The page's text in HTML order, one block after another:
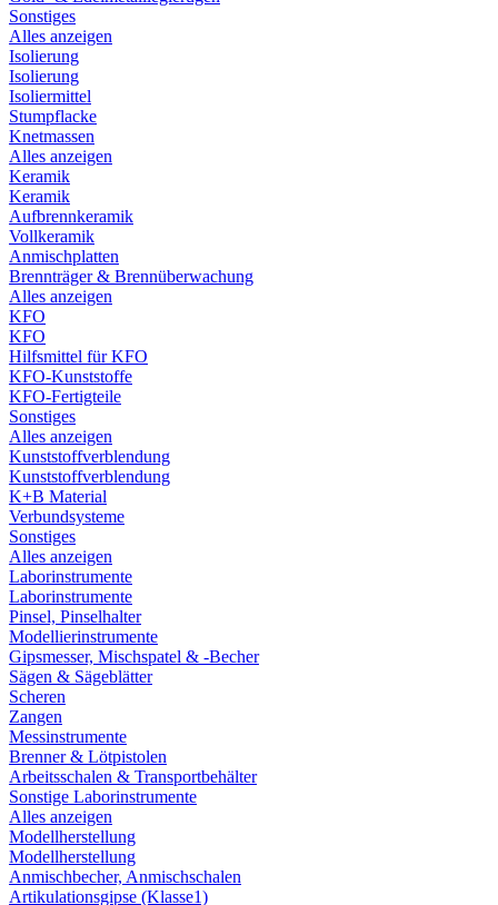
Sonstiges
Alles anzeigen
Isolierung
Isolierung
Isoliermittel
Stumpflacke
Knetmassen
Alles anzeigen
Keramik
Keramik
Aufbrennkeramik
Vollkeramik
Anmischplatten
Brennträger & Brennüberwachung
Alles anzeigen
KFO
KFO
Hilfsmittel für KFO
KFO-Kunststoffe
KFO-Fertigteile
Sonstiges
Alles anzeigen
Kunststoffverblendung
Kunststoffverblendung
K+B Material
Verbundsysteme
Sonstiges
Alles anzeigen
Laborinstrumente
Laborinstrumente
Pinsel, Pinselhalter
Modellierinstrumente
Gipsmesser, Mischspatel & -Becher
Sägen & Sägeblätter
Scheren
Zangen
Messinstrumente
Brenner & Lötpistolen
Arbeitsschalen & Transportbehälter
Sonstige Laborinstrumente
Alles anzeigen
Modellherstellung
Modellherstellung
Anmischbecher, Anmischschalen
Artikulationsgipse (Klasse1)